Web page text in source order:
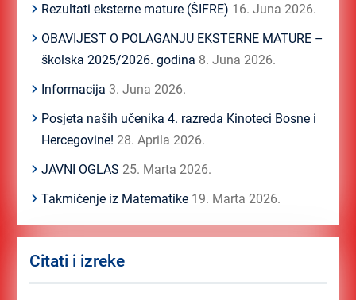
Rezultati eksterne mature (ŠIFRE) 16. Juna 2026.
OBAVIJEST O POLAGANJU EKSTERNE MATURE –
školska 2025/2026. godina 8. Juna 2026.
Informacija 3. Juna 2026.
Posjeta naših učenika 4. razreda Kinoteci Bosne i
Hercegovine! 28. Aprila 2026.
JAVNI OGLAS 25. Marta 2026.
Takmičenje iz Matematike 19. Marta 2026.
Citati i izreke